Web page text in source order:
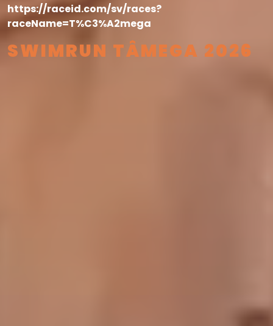
https://raceid.com/sv/races?
raceName=T%C3%A2mega
SWIMRUN TÂMEGA 2026